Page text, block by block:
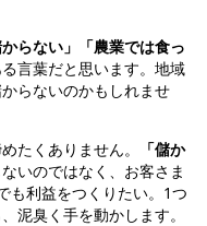
らない」「農業では食っ
言葉だと思います。地域
らないのかもしれませ
たくありません。
「儲か
いのではなく、お客さま
も利益をつくりたい。1つ
泥臭く手を動かします。